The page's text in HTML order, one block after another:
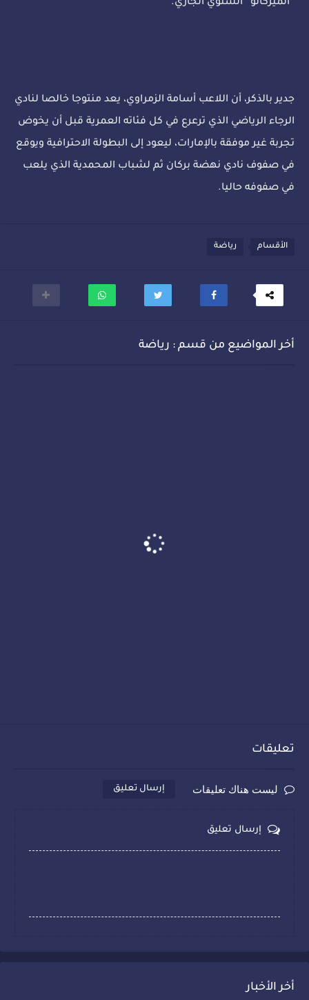
“الميركاتو” الشتوي الجاري.
جدير بالذكر، أن اللاعب أسامة الزمراوي، يعد منتوجا خالصا لنادي
الرجاء الرياضي الذي ترعرع في كل فئاته العمرية قبل أن يخوض
تجربة غير موفقة بالإمارات، ليعود إلى البطولة الاحترافية ويوقع
في صفوف نادي نهضة بركان ثم لشباب المحمدية الذي يلعب
في صفوفه حاليا.
الأقسام رياضة
أخر المواضيع من قسم : رياضة
تعليقات
ليست هناك تعليقات إرسال تعليق
إرسال تعليق
أخر الأخبار